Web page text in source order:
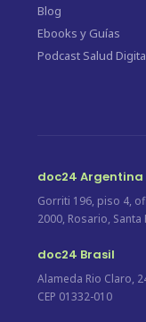
Blog
Ebooks y Guías
Podcast Salud
doc24 Argentina
Gorriti 196, piso 4,
2000, Rosario, Santa
doc24 Brasil
Alameda Rio Claro,
CEP 01332-010